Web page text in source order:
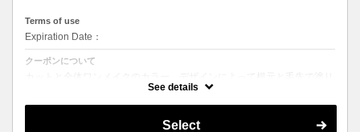
Terms of use
Expiration Date：
クーポンについて
分けて綺麗に染め上げます。シャンプー、ブロー込み
See details
Select